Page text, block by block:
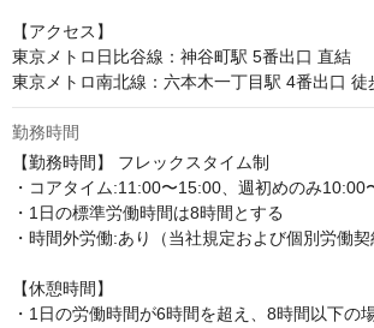
【アクセス】
東京メトロ日比谷線：神谷町駅 5番出口 直結
東京メトロ南北線：六本木一丁目駅 4番出口 徒
勤務時間
【勤務時間】 フレックスタイム制
・コアタイム:11:00〜15:00、週初めのみ10:00
・1日の標準労働時間は8時間とする
・時間外労働:あり（当社規定および個別労働契
【休憩時間】
・1日の労働時間が6時間を超え、8時間以下の